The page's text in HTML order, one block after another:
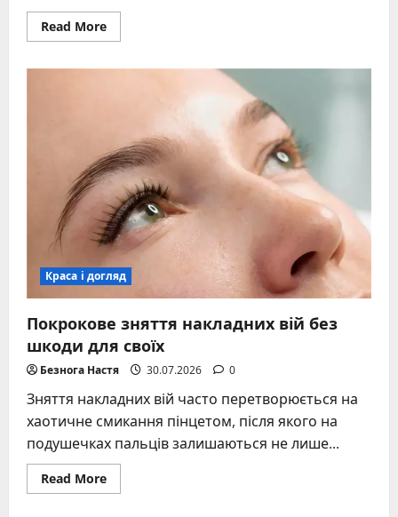
Read MoreRead
more
догляду
та
лікування
Краса і догляд
Покрокове зняття накладних вій без
шкоди для своїх
Безнога Настя 30.07.2026 0
Зняття накладних вій часто перетворюється на
хаотичне смикання пінцетом, після якого на
подушечках пальців залишаються не лише...
Read MoreRead
more